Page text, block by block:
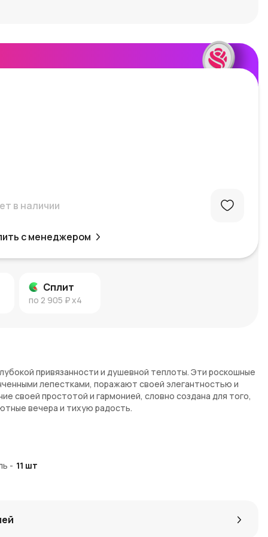
в наличии
с менеджером
Сплит
по 2 905 ₽x4
привязанности и душевной теплоты. Эти роскошные
лепестками, поражают своей элегантностью и
своей простотой и гармонией, словно создана для того,
вечера и тихую радость.
наполнена глубиной и изяществом. Она подойдет для
связывает что-то большее, чем слова. Этот букет также
утонченной красоты и ярких натуральных оттенков.
как знак благодарности или в честь значимого события.
оттенками и утонченной формой.
- 11 шт